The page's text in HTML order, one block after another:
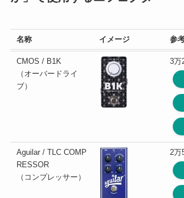
名称 イメージ 参
CMOS / B1K
（オーバードライ
ブ）
3万
Aguilar / TLC COMP
RESSOR
（コンプレッサー）
2万